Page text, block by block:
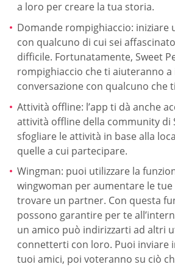
a loro per creare la tua storia.
Domande rompighiaccio: iniziare
con qualcuno di cui sei
difficile. Fortunatamente, Sweet
rompighiaccio che ti aiuteranno a
conversazione con qualcuno che
Attività offline: l’app ti dà anche
attività offline della community di
sfogliare le attività in base alla
quelle a cui partecipare.
Wingman: puoi utilizzare la
wingwoman per aumentare le
trovare un partner. Con questa
possono garantire per te
un amico può indirizzarti ad altri
connetterti con loro. Puoi inviare
tuoi amici, poi voteranno su ciò